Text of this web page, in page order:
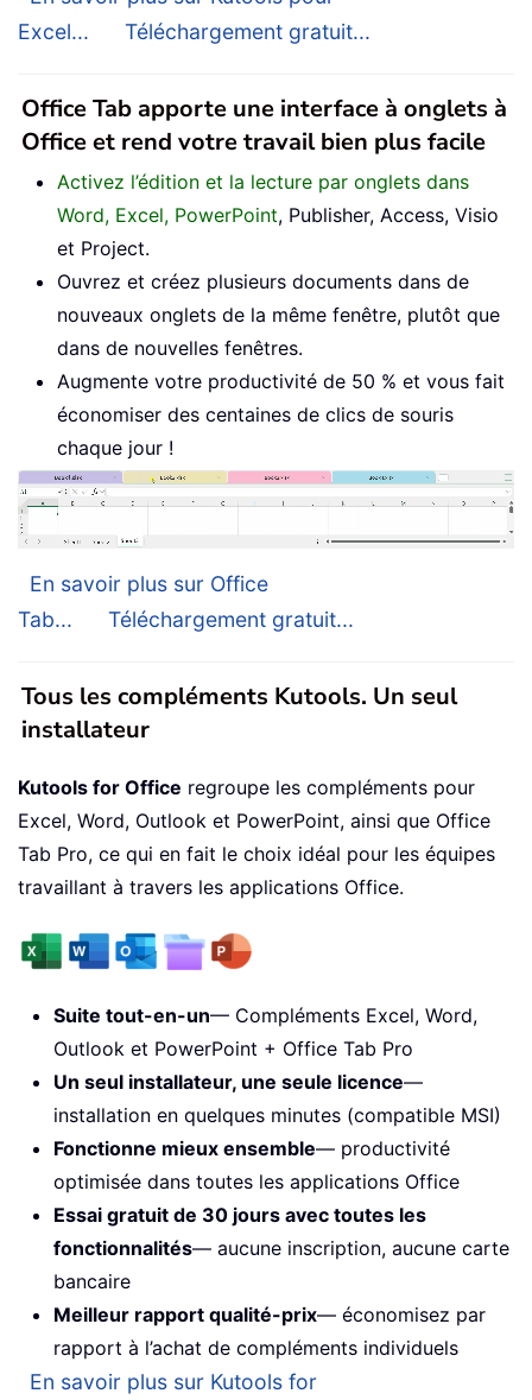
Excel...
Téléchargement gratuit...
Office Tab apporte une interface à onglets à
Office et rend votre travail bien plus facile
Activez l’édition et la lecture par onglets dans
Word, Excel, PowerPoint, Publisher, Access, Visio
et Project.
Ouvrez et créez plusieurs documents dans de
nouveaux onglets de la même fenêtre, plutôt que
dans de nouvelles fenêtres.
Augmente votre productivité de 50 % et vous fait
économiser des centaines de clics de souris
chaque jour !
En savoir plus sur Office
Tab...
Téléchargement gratuit...
Tous les compléments Kutools. Un seul
installateur
Kutools for Office regroupe les compléments pour
Excel, Word, Outlook et PowerPoint, ainsi que Office
Tab Pro, ce qui en fait le choix idéal pour les équipes
travaillant à travers les applications Office.
Suite tout-en-un— Compléments Excel, Word,
Outlook et PowerPoint + Office Tab Pro
Un seul installateur, une seule licence—
installation en quelques minutes (compatible MSI)
Fonctionne mieux ensemble— productivité
optimisée dans toutes les applications Office
Essai gratuit de 30 jours avec toutes les
fonctionnalités— aucune inscription, aucune carte
bancaire
Meilleur rapport qualité-prix— économisez par
rapport à l’achat de compléments individuels
En savoir plus sur Kutools for